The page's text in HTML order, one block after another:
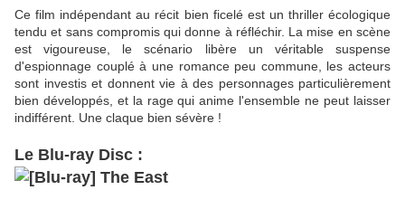
Ce film indépendant au récit bien ficelé est un thriller écologique
tendu et sans compromis qui donne à réfléchir. La mise en scène
est vigoureuse, le scénario libère un véritable suspense
d'espionnage couplé à une romance peu commune, les acteurs
sont investis et donnent vie à des personnages particulièrement
bien développés, et la rage qui anime l'ensemble ne peut laisser
indifférent. Une claque bien sévère !
Le Blu-ray Disc :